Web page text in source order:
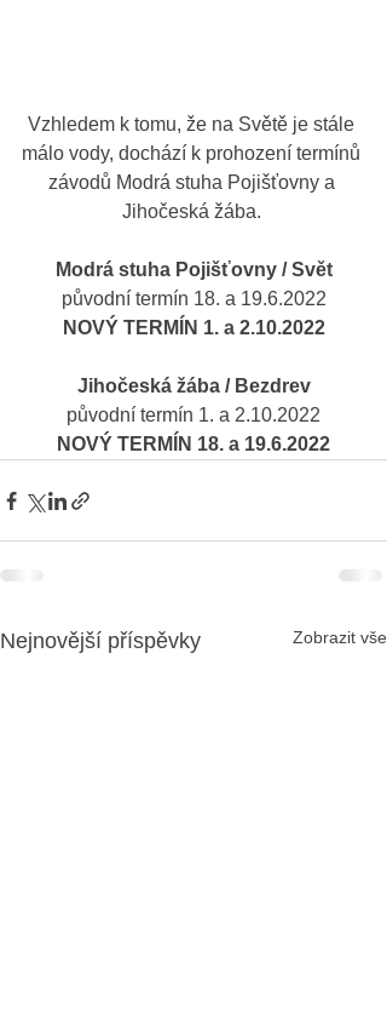
Vzhledem k tomu, že na Světě je stále
málo vody, dochází k prohození termínů
závodů Modrá stuha Pojišťovny a
Jihočeská žába.
Modrá stuha Pojišťovny / Svět
původní termín 18. a 19.6.2022
NOVÝ TERMÍN 1. a 2.10.2022
Jihočeská žába / Bezdrev
původní termín 1. a 2.10.2022
NOVÝ TERMÍN 18. a 19.6.2022
Nejnovější příspěvky Zobrazit vše